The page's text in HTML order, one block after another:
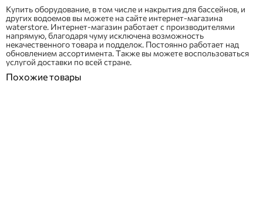
Купить оборудование, в том числе и накрытия для бассейнов, и
других водоемов вы можете на сайте интернет-магазина
waterstore. Интернет-магазин работает с производителями
напрямую, благодаря чуму исключена возможность
некачественного товара и подделок. Постоянно работает над
обновлением ассортимента. Также вы можете воспользоваться
услугой доставки по всей стране.
Похожие товары